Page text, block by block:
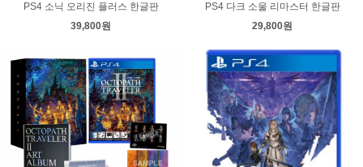
PS4 소닉 오리진 플러스 한글판
39,800원
PS4 다크 소울 리마스터 한글판
29,800원